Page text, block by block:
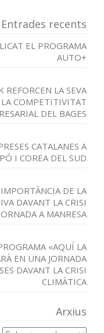
Entrades recents
EL PROGRAMA
AUTO+
REFORCEN LA SEVA
LA COMPETITIVITAT
DEL BAGES
CATALANES A
I COREA DEL SUD
DE LA
DAVANT LA CRISI
A MANRESA
«AQUÍ LA
EN UNA JORNADA
DAVANT LA CRISI
CLIMÀTICA
Arxius
Arxius